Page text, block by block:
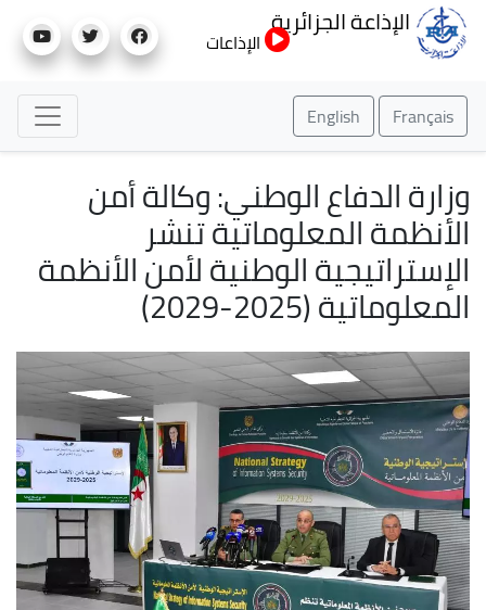
إلى
الإذاعة الجزائرية
الإذاعات
Français
English
وزارة الدفاع الوطني: وكالة أمن
الأنظمة المعلوماتية تنشر
الإستراتيجية الوطنية لأمن الأنظمة
المعلوماتية (2025-2029)